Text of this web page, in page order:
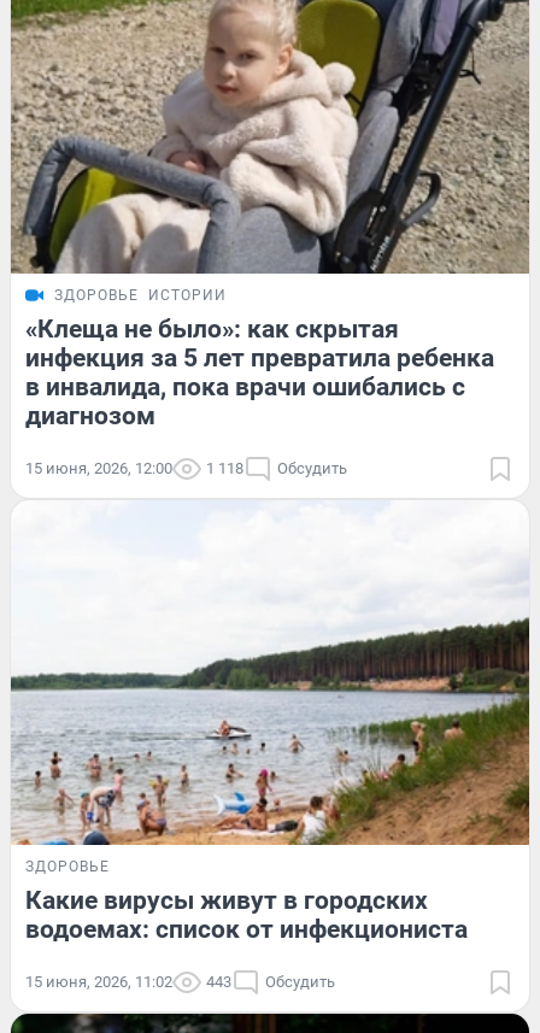
ЗДОРОВЬЕ ИСТОРИИ
«Клеща не было»: как скрытая
инфекция за 5 лет превратила ребенка
в инвалида, пока врачи ошибались с
диагнозом
15 июня, 2026, 12:00 1 118 Обсудить
ЗДОРОВЬЕ
Какие вирусы живут в городских
водоемах: список от инфекциониста
15 июня, 2026, 11:02 443 Обсудить